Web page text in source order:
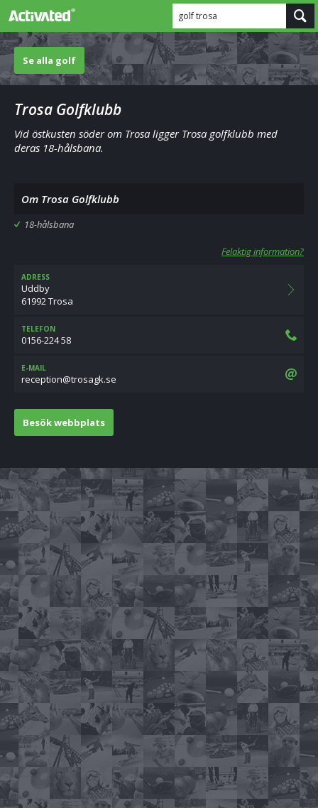
golf trosa
Se alla golf
Trosa Golfklubb
Vid östkusten söder om Trosa ligger Trosa golfklubb med
deras 18-hålsbana.
Om Trosa Golfklubb
18-hålsbana
Felaktig information?
ADRESS
Uddby
61992 Trosa
TELEFON
0156-224 58
E-MAIL
es.kgasort@noitpecer
Besök webbplats